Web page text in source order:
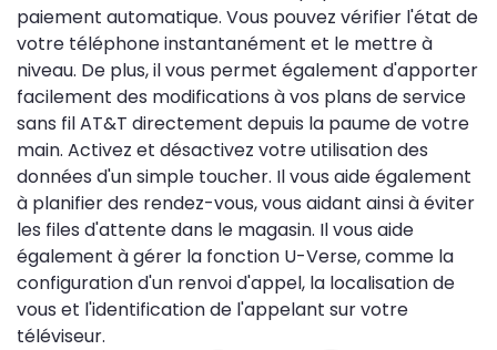
paiement automatique. Vous pouvez vérifier l'état de
votre téléphone instantanément et le mettre à
niveau. De plus, il vous permet également d'apporter
facilement des modifications à vos plans de service
sans fil AT&T directement depuis la paume de votre
main. Activez et désactivez votre utilisation des
données d'un simple toucher. Il vous aide également
à planifier des rendez-vous, vous aidant ainsi à éviter
les files d'attente dans le magasin. Il vous aide
également à gérer la fonction U-Verse, comme la
configuration d'un renvoi d'appel, la localisation de
vous et l'identification de l'appelant sur votre
téléviseur.